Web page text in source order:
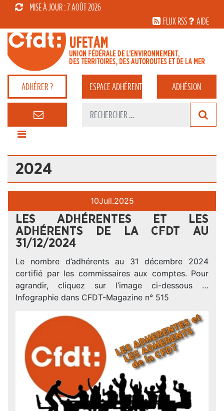
MISE À JOUR : 7 AOÛT 2026
FLUX RSS
AIDE
ADHÉRER ? ESPACEADHÉRENT ADHÉSION
2024
10Juil.2025
LES ADHÉRENTES ET LES
ADHÉRENTS DE LA CFDT AU
31/12/2024
Le nombre d’adhérents au 31 décembre 2024
certifié par les commissaires aux comptes. Pour
agrandir, cliquez sur l’image ci-dessous …
Infographie dans CFDT-Magazine n° 515